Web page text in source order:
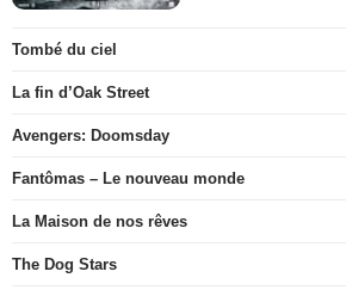
Tombé du ciel
La fin d’Oak Street
Avengers: Doomsday
Fantômas – Le nouveau monde
La Maison de nos rêves
The Dog Stars